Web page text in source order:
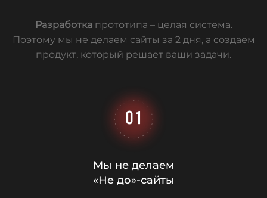
Разработка прототипа – целая система.
Поэтому мы не делаем сайты за 2 дня, а создаем
продукт, который решает ваши задачи.
Мы не делаем
«Не до»-сайты